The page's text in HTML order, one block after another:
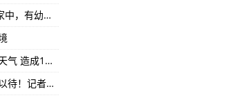
比以往任何时候都更致命
Aviadarts比赛中引人注目
空军基地结束
之前最令人印象深刻的隐形战斗机
云南象群“一路向北”这三天：曾闯村民家中，有幼象不慎落水
黑龙江尚志市遭受龙卷风和冰雹强对流天气 造成1人死亡、16人受伤
多重卡点防野象群，云南玉溪城区严阵以待！记者现场直击